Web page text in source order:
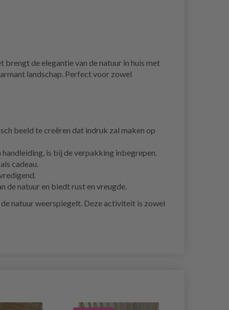
de elegantie van de natuur in huis met
landschap. Perfect voor zowel
beeld te creëren dat indruk zal maken op
is bij de verpakking inbegrepen.
cadeau.
de natuur en biedt rust en vreugde.
natuur weerspiegelt. Deze activiteit is zowel